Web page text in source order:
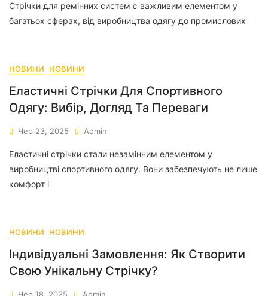
Стрічки для ремінних систем є важливим елементом у
багатьох сферах, від виробництва одягу до промислових
НОВИНИ НОВИНИ
Еластичні Стрічки Для Спортивного
Одягу: Вибір, Догляд Та Переваги
Чер 23, 2025 Admin
Еластичні стрічки стали незамінним елементом у
виробництві спортивного одягу. Вони забезпечують не лише
комфорт і
НОВИНИ НОВИНИ
Індивідуальні Замовлення: Як Створити
Свою Унікальну Стрічку?